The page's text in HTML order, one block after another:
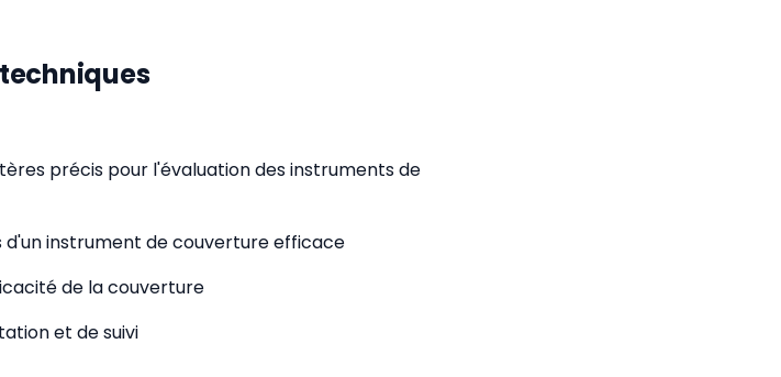
précis pour l'évaluation des instruments de
instrument de couverture efficace
de la couverture
et de suivi